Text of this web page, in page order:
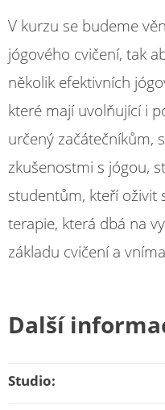
V kurzu se budeme
jógového cvičení, tak
několik efektivních
které mají uvolňující i
určený začátečníkům,
zkušenostmi s jógou,
studentům, kteří oživit
terapie, která dbá na
základu cvičení a
Další
Studio: